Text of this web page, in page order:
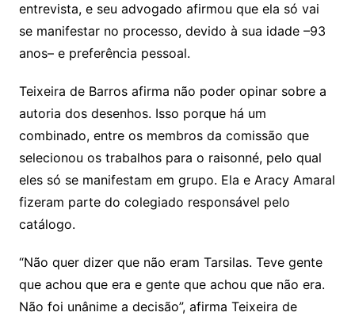
entrevista, e seu advogado afirmou que ela só vai
se manifestar no processo, devido à sua idade –93
anos– e preferência pessoal.
Teixeira de Barros afirma não poder opinar sobre a
autoria dos desenhos. Isso porque há um
combinado, entre os membros da comissão que
selecionou os trabalhos para o raisonné, pelo qual
eles só se manifestam em grupo. Ela e Aracy Amaral
fizeram parte do colegiado responsável pelo
catálogo.
“Não quer dizer que não eram Tarsilas. Teve gente
que achou que era e gente que achou que não era.
Não foi unânime a decisão”, afirma Teixeira de